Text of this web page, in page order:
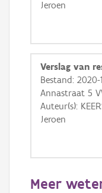
Basis Lagen
OSM-
Jeroen
Verslag van
Bestand:
Annastraat 5
Auteur(s):
Jeroen
Meer